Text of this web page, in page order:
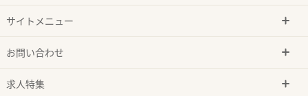
サイトメニュー
お問い合わせ
求人特集